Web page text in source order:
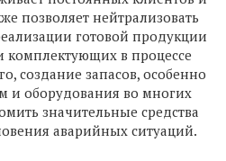
позволяет нейтрализовать
готовой продукции
комплектующих в процессе
создание запасов, особенно
и оборудования во многих
значительные средства
аварийных ситуаций.